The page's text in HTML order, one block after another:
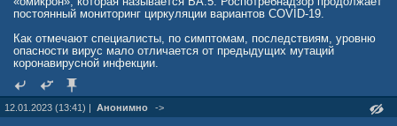
Антон Клиншов
Симптомы кори появляются через 7−14 дней после контакта с
Признаки кори:
высокая температура (может подняться более чем до 40 °С);
кашель;
насморк;
красные слезящиеся глаза (конъюнктивит).
постоянный мониторинг циркуляции вариантов COVID-19.
Как отмечают специалисты, по симптомам, последствиям, уровню
опасности вирус мало отличается от предыдущих мутаций
коронавирусной инфекции.
12.01.2023 (13:41) | Анонимно ->